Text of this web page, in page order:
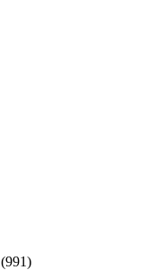
(991)